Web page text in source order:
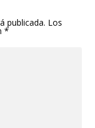
publicada. Los
*